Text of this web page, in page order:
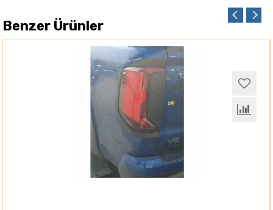
Benzer Ürünler